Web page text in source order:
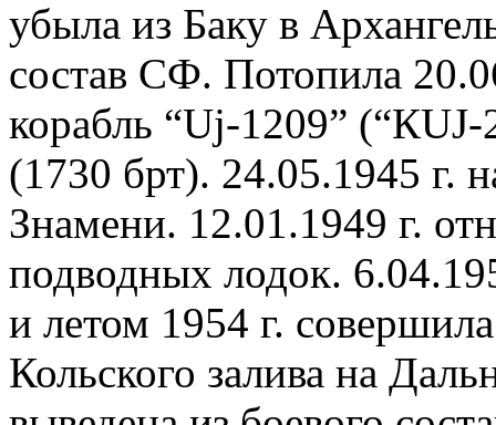
убыла из Баку в
состав СФ. Потопила
корабль “Uj-1209”
(1730 брт). 24.05.1945 г.
Знамени. 12.01.1949 г.
подводных лодок.
и летом 1954 г.
Кольского залива на